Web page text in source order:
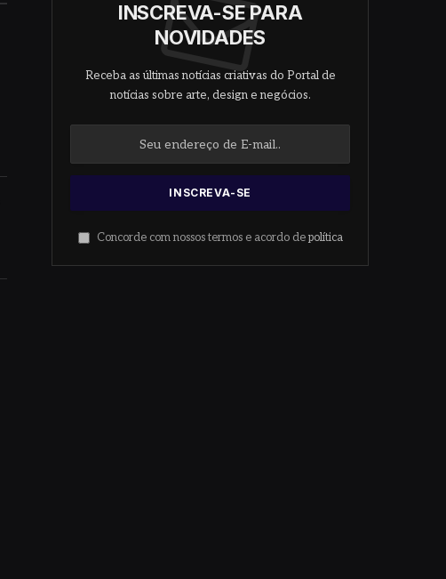
INSCREVA-SE PARA
NOVIDADES
Receba as últimas notícias criativas do Portal de
notícias sobre arte, design e negócios.
Concorde com nossos termos e acordo de política